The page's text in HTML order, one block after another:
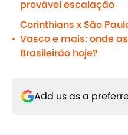
provável escalação
•
Corinthians x São
Vasco e mais: onde
Brasileirão hoje?
Add us as a